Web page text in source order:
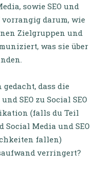
sowie SEO und
vorrangig darum, wie
Zielgruppen und
was sie über
dass die
SEO zu Social SEO
(falls du Teil
Social Media und SEO
fallen)
verringert?